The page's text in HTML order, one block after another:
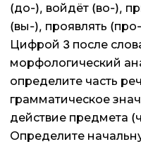
(до-), войдёт (во-),
(вы-), проявлять
Цифрой 3 после
морфологический
определите часть
грамматическое
действие предмета
Определите